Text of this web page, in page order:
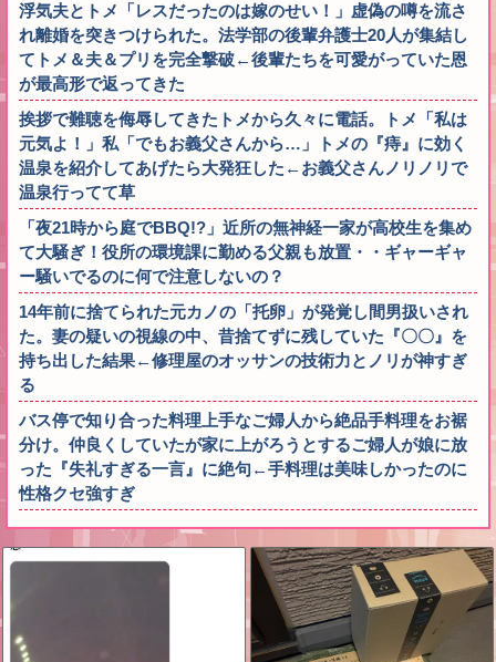
浮気夫とトメ「レスだったのは嫁のせい！」虚偽の噂を流さ
れ離婚を突きつけられた。法学部の後輩弁護士20人が集結し
てトメ＆夫＆プリを完全撃破←後輩たちを可愛がっていた恩
が最高形で返ってきた
挨拶で難聴を侮辱してきたトメから久々に電話。トメ「私は
元気よ！」私「でもお義父さんから…」トメの『痔』に効く
温泉を紹介してあげたら大発狂した←お義父さんノリノリで
温泉行ってて草
「夜21時から庭でBBQ!?」近所の無神経一家が高校生を集め
て大騒ぎ！役所の環境課に勤める父親も放置・・ギャーギャ
ー騒いでるのに何で注意しないの？
14年前に捨てられた元カノの「托卵」が発覚し間男扱いされ
た。妻の疑いの視線の中、昔捨てずに残していた『〇〇』を
持ち出した結果←修理屋のオッサンの技術力とノリが神すぎ
る
バス停で知り合った料理上手なご婦人から絶品手料理をお裾
分け。仲良くしていたが家に上がろうとするご婦人が娘に放
った『失礼すぎる一言』に絶句←手料理は美味しかったのに
性格クセ強すぎ